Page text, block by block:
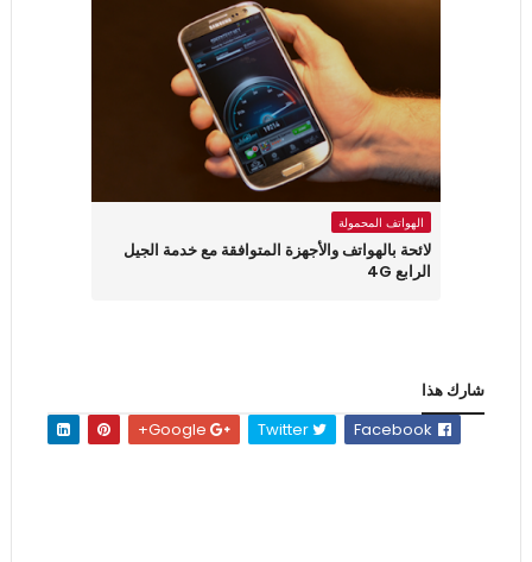
الهواتف المحمولة
لائحة بالهواتف والأجهزة المتوافقة مع خدمة الجيل
الرابع 4G
شارك هذا
Twitter